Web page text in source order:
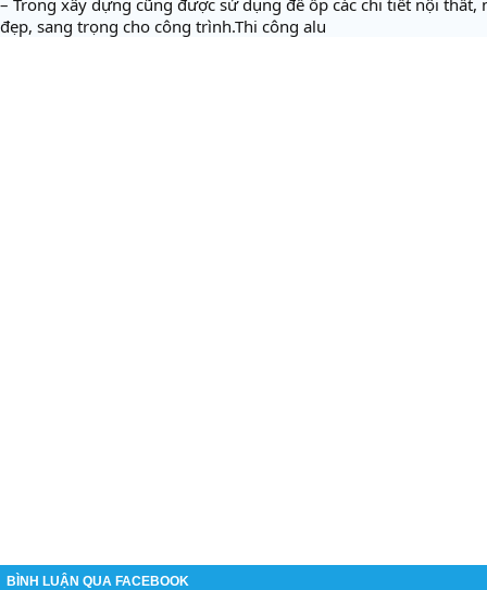
đẹp, sang trọng cho công trình.Thi công alu
BÌNH LUẬN QUA FACEBOOK